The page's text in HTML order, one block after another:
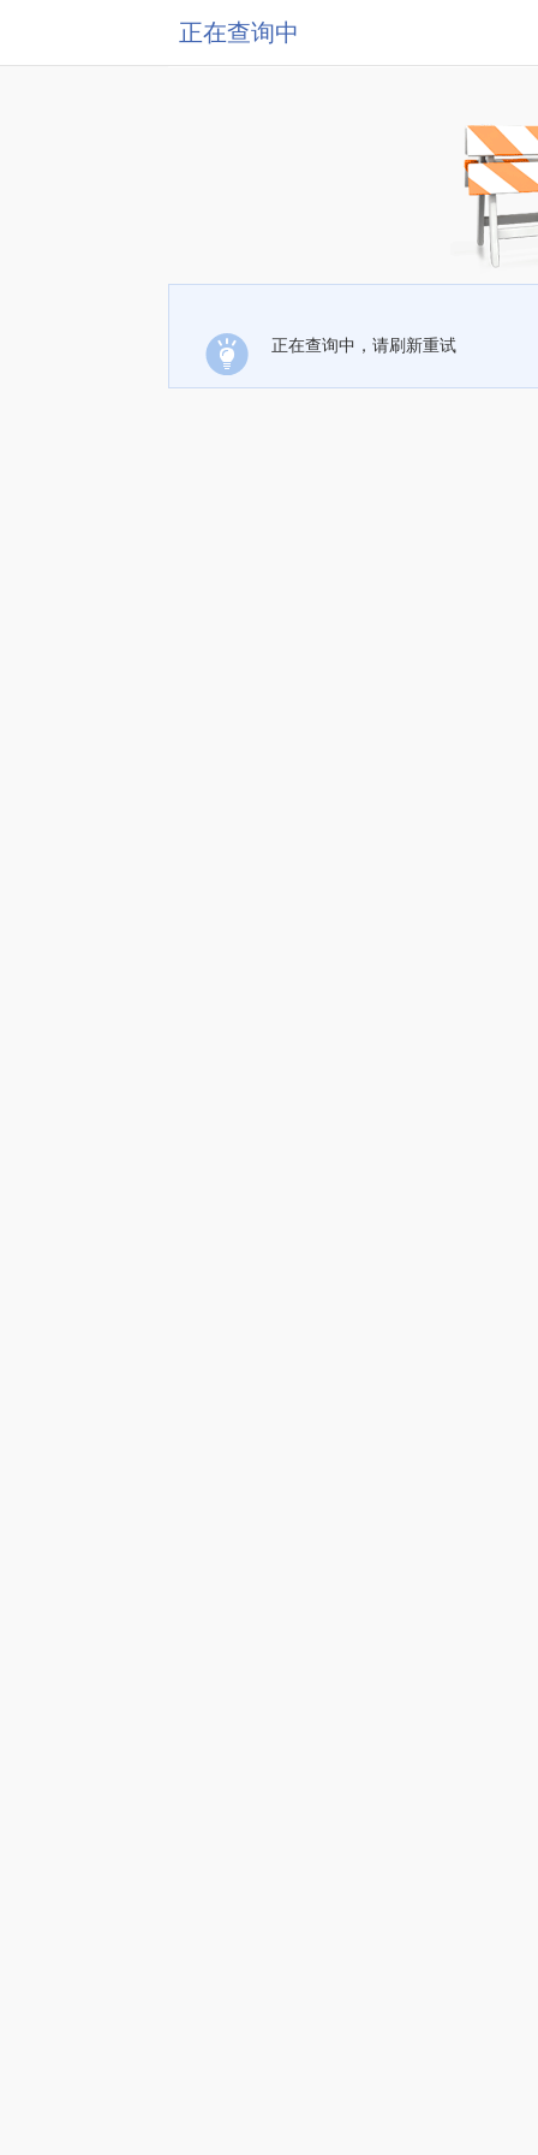
正在查询中
正在查询中，请刷新重试